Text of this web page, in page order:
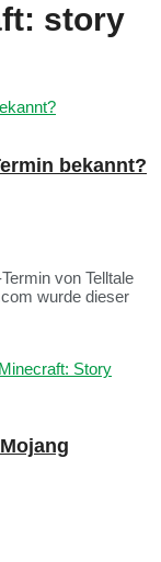
story
bekannt?
von Telltale
wurde dieser